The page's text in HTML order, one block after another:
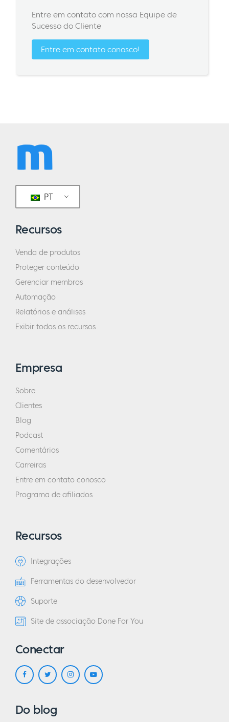
Entre em contato com nossa Equipe de
Sucesso do Cliente
Entre em contato conosco!
PT
Recursos
Venda de produtos
Proteger conteúdo
Gerenciar membros
Automação
Relatórios e análises
Exibir todos os recursos
Empresa
Sobre
Clientes
Blog
Podcast
Comentários
Carreiras
Entre em contato conosco
Programa de afiliados
Recursos
Integrações
Ferramentas do desenvolvedor
Suporte
Site de associação Done For You
Conectar
Do blog